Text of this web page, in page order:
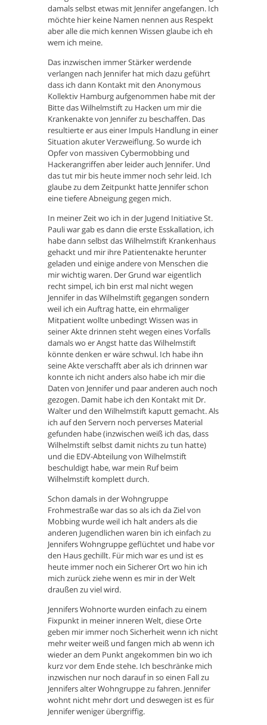
damals selbst etwas mit Jennifer angefangen. Ich
möchte hier keine Namen nennen aus Respekt
aber alle die mich kennen Wissen glaube ich eh
wem ich meine.
Das inzwischen immer Stärker werdende
verlangen nach Jennifer hat mich dazu geführt
dass ich dann Kontakt mit den Anonymous
Kollektiv Hamburg aufgenommen habe mit der
Bitte das Wilhelmstift zu Hacken um mir die
Krankenakte von Jennifer zu beschaffen. Das
resultierte er aus einer Impuls Handlung in einer
Situation akuter Verzweiflung. So wurde ich
Opfer von massiven Cybermobbing und
Hackerangriffen aber leider auch Jennifer. Und
das tut mir bis heute immer noch sehr leid. Ich
glaube zu dem Zeitpunkt hatte Jennifer schon
eine tiefere Abneigung gegen mich.
In meiner Zeit wo ich in der Jugend Initiative St.
Pauli war gab es dann die erste Esskallation, ich
habe dann selbst das Wilhelmstift Krankenhaus
gehackt und mir ihre Patientenakte herunter
geladen und einige andere von Menschen die
mir wichtig waren. Der Grund war eigentlich
recht simpel, ich bin erst mal nicht wegen
Jennifer in das Wilhelmstift gegangen sondern
weil ich ein Auftrag hatte, ein ehrmaliger
Mitpatient wollte unbedingt Wissen was in
seiner Akte drinnen steht wegen eines Vorfalls
damals wo er Angst hatte das Wilhelmstift
könnte denken er wäre schwul. Ich habe ihn
seine Akte verschafft aber als ich drinnen war
konnte ich nicht anders also habe ich mir die
Daten von Jennifer und paar anderen auch noch
gezogen. Damit habe ich den Kontakt mit Dr.
Walter und den Wilhelmstift kaputt gemacht. Als
ich auf den Servern noch perverses Material
gefunden habe (inzwischen weiß ich das, dass
Wilhelmstift selbst damit nichts zu tun hatte)
und die EDV-Abteilung von Wilhelmstift
beschuldigt habe, war mein Ruf beim
Wilhelmstift komplett durch.
Schon damals in der Wohngruppe
Frohmestraße war das so als ich da Ziel von
Mobbing wurde weil ich halt anders als die
anderen Jugendlichen waren bin ich einfach zu
Jennifers Wohngruppe geflüchtet und habe vor
den Haus gechillt. Für mich war es und ist es
heute immer noch ein Sicherer Ort wo hin ich
mich zurück ziehe wenn es mir in der Welt
draußen zu viel wird.
Jennifers Wohnorte wurden einfach zu einem
Fixpunkt in meiner inneren Welt, diese Orte
geben mir immer noch Sicherheit wenn ich nicht
mehr weiter weiß und fangen mich ab wenn ich
wieder an dem Punkt angekommen bin wo ich
kurz vor dem Ende stehe. Ich beschränke mich
inzwischen nur noch darauf in so einen Fall zu
Jennifers alter Wohngruppe zu fahren. Jennifer
wohnt nicht mehr dort und deswegen ist es für
Jennifer weniger übergriffig.